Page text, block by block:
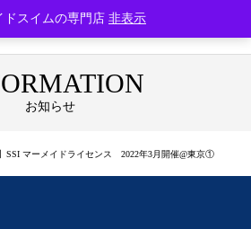
お知らせ
】SSI マーメイドライセンス 2022年3月開催@東京①
ドスイムの専門店 非表示